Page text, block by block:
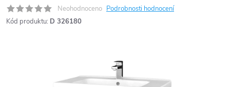
Neohodnoceno Podrobnosti hodnocení
Kód produktu: D 326180